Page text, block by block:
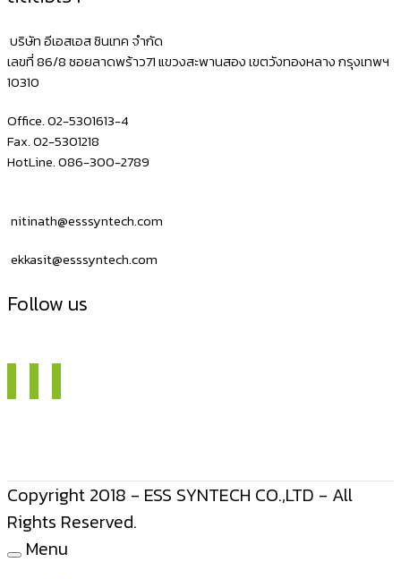
บริษัท อีเอสเอส ซินเทค จำกัด
เลขที่ 86/8 ซอยลาดพร้าว71 แขวงสะพานสอง เขตวังทองหลาง กรุงเทพฯ
10310
Office. 02-5301613-4
Fax. 02-5301218
HotLine. 086-300-2789
nitinath@esssyntech.com
ekkasit@esssyntech.com
Follow us
Copyright 2018 - ESS SYNTECH CO.,LTD - All
Rights Reserved.
Menu